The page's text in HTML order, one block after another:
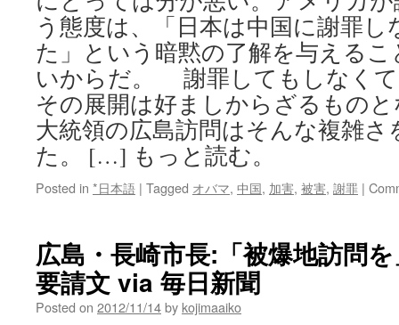
う態度は、「日本は中国に謝罪
た」という暗黙の了解を与える
いからだ。 謝罪してもしなく
その展開は好ましからざるもの
大統領の広島訪問はそんな複雑
た。 […] もっと読む。
Posted in *日本語 | Tagged オバマ, 中国, 加害, 被害, 謝罪 |
広島・長崎市長:「被爆地訪問
要請文 via 毎日新聞
Posted on 2012/11/14by kojimaaiko